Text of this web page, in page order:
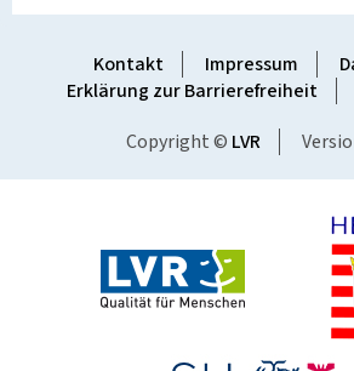
Kontakt Impressum
Erklärung zur Barrierefreiheit
Copyright © LVR